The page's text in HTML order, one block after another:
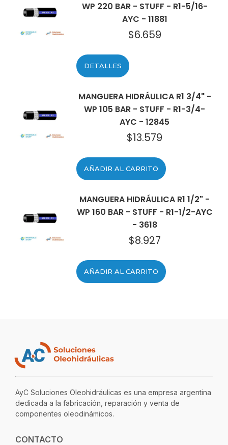
WP 220 BAR - STUFF - R1-5/16-
AYC - 11881
$6.659
DETALLES
MANGUERA HIDRÁULICA R1 3/4" -
WP 105 BAR - STUFF - R1-3/4-
AYC - 12845
$13.579
AÑADIR AL CARRITO
MANGUERA HIDRÁULICA R1 1/2" -
WP 160 BAR - STUFF - R1-1/2-AYC
- 3618
$8.927
AÑADIR AL CARRITO
AyC Soluciones Oleohidráulicas es una empresa argentina
dedicada a la fabricación, reparación y venta de
componentes oleodinámicos.
CONTACTO